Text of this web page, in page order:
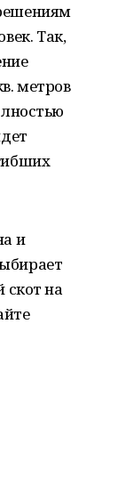
Так,
метров
и
скот на